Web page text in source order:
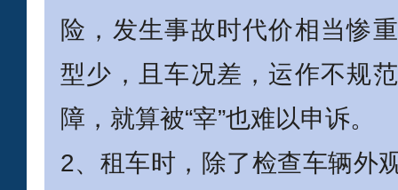
险，发生事故时代价相当惨
型少，且车况差，运作不规
障，就算被“宰”也难以申诉。
2、租车时，除了检查车辆外